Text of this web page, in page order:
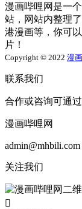
漫画哔哩网是一
站，网站内整理
港漫画等，你可
片！
Copyright © 2022 漫
联系我们
合作或咨询可通
漫画哔哩网
admin@mhbili.com
关注我们
